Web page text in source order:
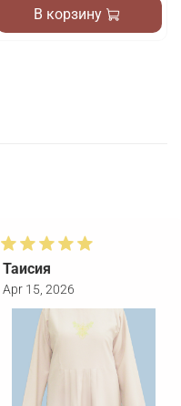
В корзину
Таисия
Apr 15, 2026